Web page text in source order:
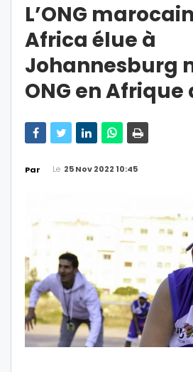
L’ONG
Africa élue à
Johannesburg
ONG en Afrique
Par Le 25 Nov 2022 10:45